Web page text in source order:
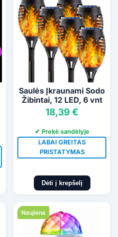
Saulės Įkraunami Sodo
Žibintai, 12 LED, 6 vnt
18,39 €
✔ Prekė sandėlyje
LABAI GREITAS
PRISTATYMAS
Dėti į krepšelį
Naujiena